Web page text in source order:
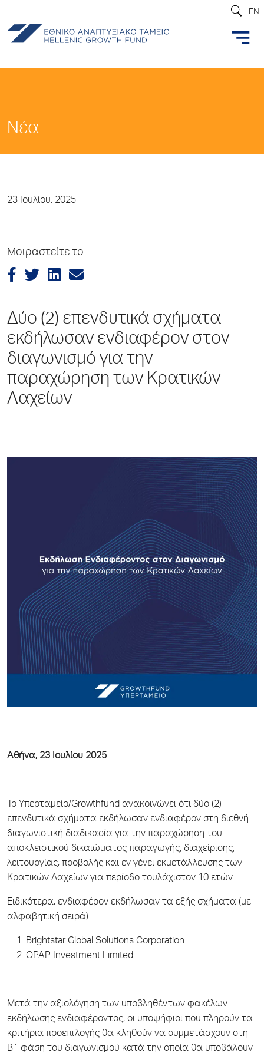
EN
Νέα
23 Ιουλίου, 2025
Μοιραστείτε το
Δύο (2) επενδυτικά σχήματα
εκδήλωσαν ενδιαφέρον στον
διαγωνισμό για την
παραχώρηση των Κρατικών
Λαχείων
Αθήνα, 23 Ιουλίου 2025
Το Υπερταμείο/Growthfund ανακοινώνει ότι δύο (2)
επενδυτικά σχήματα εκδήλωσαν ενδιαφέρον στη διεθνή
διαγωνιστική διαδικασία για την παραχώρηση του
αποκλειστικού δικαιώματος παραγωγής, διαχείρισης,
λειτουργίας, προβολής και εν γένει εκμετάλλευσης των
Κρατικών Λαχείων για περίοδο τουλάχιστον 10 ετών.
Ειδικότερα, ενδιαφέρον εκδήλωσαν τα εξής σχήματα (με
αλφαβητική σειρά):
Brightstar Global Solutions Corporation.
OPAP Investment Limited.
Μετά την αξιολόγηση των υποβληθέντων φακέλων
εκδήλωσης ενδιαφέροντος, οι υποψήφιοι που πληρούν τα
κριτήρια προεπιλογής θα κληθούν να συμμετάσχουν στη
Β΄ φάση του διαγωνισμού κατά την οποία θα υποβάλουν